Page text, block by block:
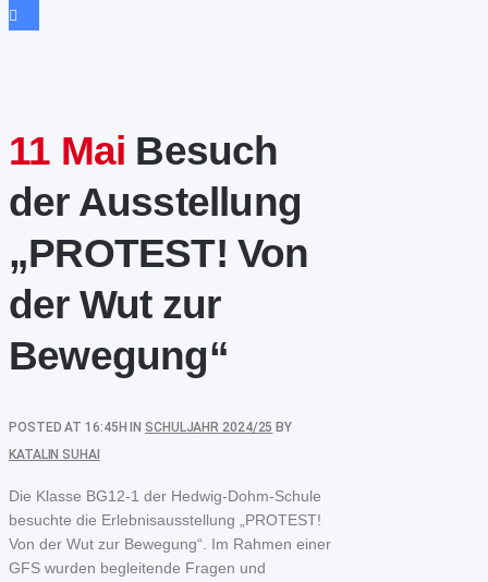
11 Mai Besuch
der Ausstellung
„PROTEST! Von
der Wut zur
Bewegung“
POSTED AT 16:45H INSCHULJAHR 2024/25 BY
KATALIN SUHAI
Die Klasse BG12-1 der Hedwig-Dohm-Schule
besuchte die Erlebnisausstellung „PROTEST!
Von der Wut zur Bewegung“. Im Rahmen einer
GFS wurden begleitende Fragen und